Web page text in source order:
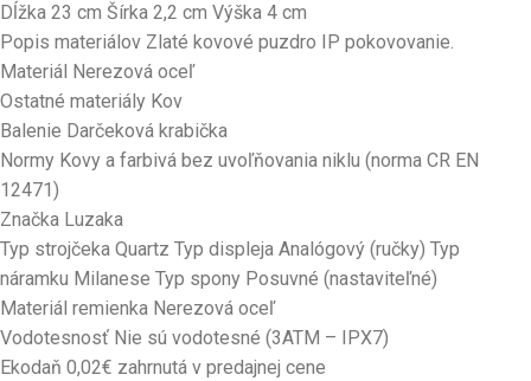
Dĺžka 23 cm Šírka 2,2 cm Výška 4 cm
Popis materiálov Zlaté kovové puzdro IP pokovovanie.
Materiál Nerezová oceľ
Ostatné materiály Kov
Balenie Darčeková krabička
Normy Kovy a farbivá bez uvoľňovania niklu (norma CR EN
12471)
Značka Luzaka
Typ strojčeka Quartz Typ displeja Analógový (ručky) Typ
náramku Milanese Typ spony Posuvné (nastaviteľné)
Materiál remienka Nerezová oceľ
Vodotesnosť Nie sú vodotesné (3ATM – IPX7)
Ekodaň 0,02€ zahrnutá v predajnej cene